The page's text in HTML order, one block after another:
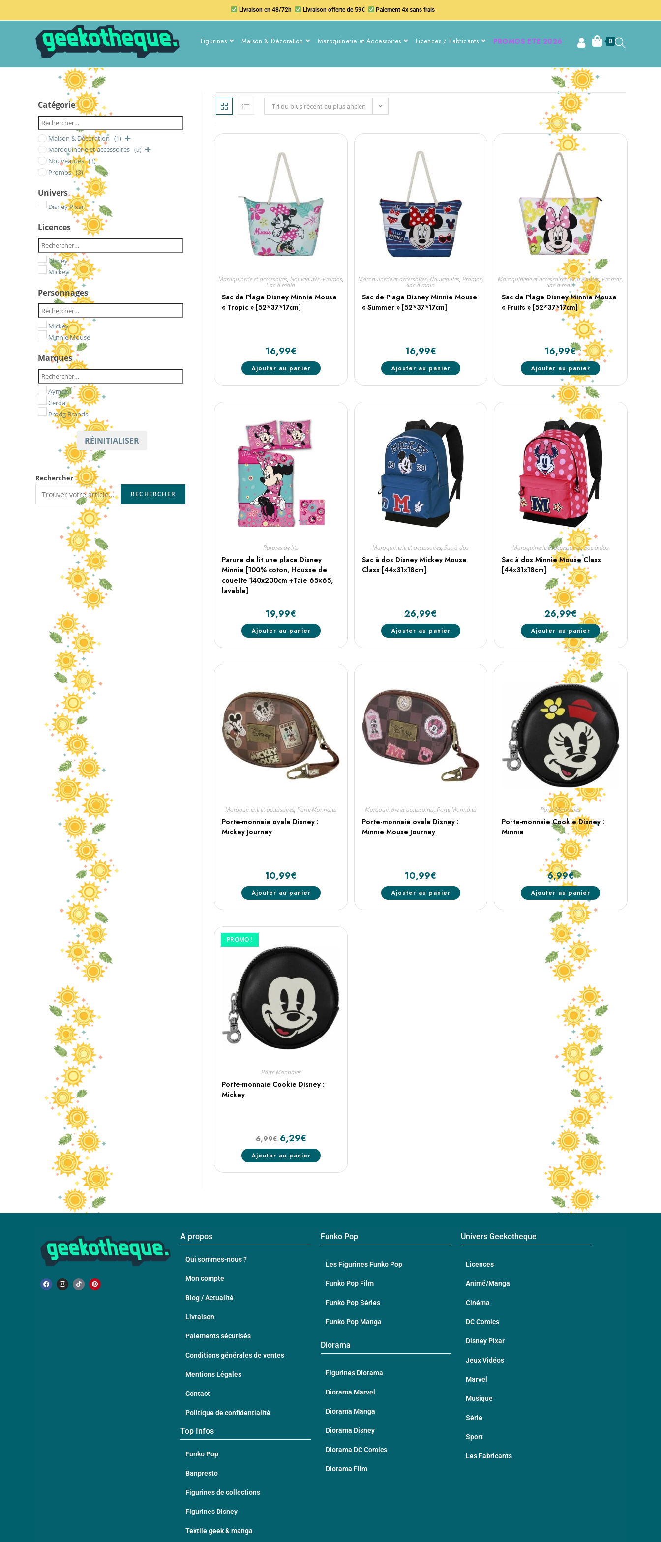
Livraison en 48/72h Livraison offerte de 59€ Paiement 4x sans frais
Figurines Maison & Décoration Maroquinerie et Accessoires Licences / Fabricants PROMOS ETE 2026 0
Tri du plus récent au plus ancien
Maroquinerie et accessoires, Nouveautés, Promos,
Sac à main
Sac de Plage Disney Minnie Mouse
« Tropic » [52*37*17cm]
16,99€
Ajouter au panier
Maroquinerie et accessoires, Nouveautés, Promos,
Sac à main
Sac de Plage Disney Minnie Mouse
« Summer » [52*37*17cm]
16,99€
Ajouter au panier
Maroquinerie et accessoires,Nouveautés,Promos,
Sac à main
Sac de Plage Disney Minnie Mouse
« Fruits » [52*37*17cm]
16,99€
Ajouter au panier
Parures de lits
Parure de lit une place Disney
Minnie [100% coton, Housse de
couette 140x200cm +Taie 65×65,
lavable]
19,99€
Ajouter au panier
Maroquinerie et accessoires,Sac à dos
Sac à dos Disney Mickey Mouse
Class [44x31x18cm]
26,99€
Ajouter au panier
Maroquinerie et accessoires,Sac à dos
Sac à dos Minnie Mouse Class
[44x31x18cm]
26,99€
Ajouter au panier
Maroquinerie et accessoires, Porte Monnaies
Porte-monnaie ovale Disney :
Mickey Journey
10,99€
Ajouter au panier
Maroquinerie et accessoires, Porte Monnaies
Porte-monnaie ovale Disney :
Minnie Mouse Journey
10,99€
Ajouter au panier
Porte Monnaies
Porte-monnaie Cookie Disney :
Minnie
6,99€
Ajouter au panier
PROMO !
Porte Monnaies
Porte-monnaie Cookie Disney :
Mickey
6,99€ 6,29€
Ajouter au panier
Catégorie
Maison & Décoration (1)
Maroquinerie et accessoires (9)
Nouveautés (3)
Promos (3)
Univers
Disney Pixar
Licences
Disney
Mickey
Personnages
Mickey
Minnie Mouse
Marques
Aymax
Cerda
Prodg Brands
RÉINITIALISER
Rechercher
RECHERCHER
A propos
Qui sommes-nous ?
Mon compte
Blog / Actualité
Livraison
Paiements sécurisés
Conditions générales de ventes
Mentions Légales
Contact
Politique de confidentialité
Top Infos
Funko Pop
Banpresto
Figurines de collections
Figurines Disney
Textile geek & manga
Funko Pop
Les Figurines Funko Pop
Funko Pop Film
Funko Pop Séries
Funko Pop Manga
Diorama
Figurines Diorama
Diorama Marvel
Diorama Manga
Diorama Disney
Diorama DC Comics
Diorama Film
Univers Geekotheque
Licences
Animé/Manga
Cinéma
DC Comics
Disney Pixar
Jeux Vidéos
Marvel
Musique
Série
Sport
Les Fabricants